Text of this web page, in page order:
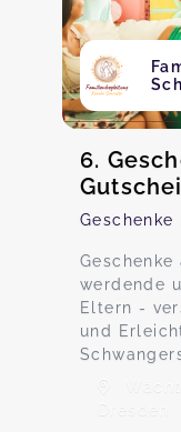
6.
Geschenke
werdende
Eltern -
und
Dresden